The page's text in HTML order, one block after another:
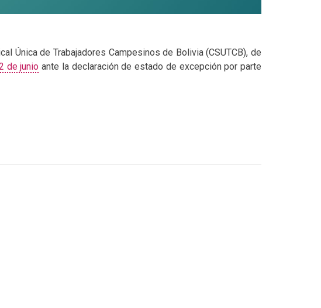
Única de Trabajadores Campesinos de Bolivia (CSUTCB), de
de junio ante la declaración de estado de excepción por parte